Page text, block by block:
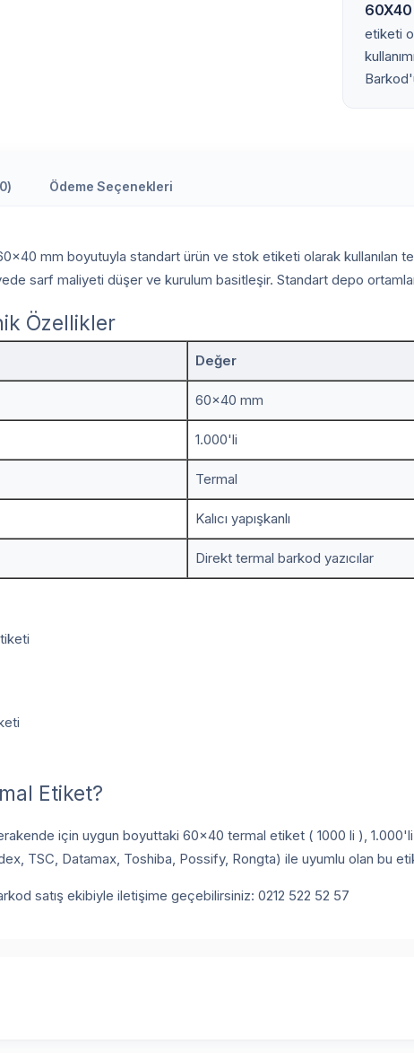
etiketi
Ödeme Seçenekleri
mm boyutuyla standart ürün ve stok etiketi olarak kullanılan
sarf maliyeti düşer ve kurulum basitleşir. Standart depo
Özellikler
Değer
60x40 mm
1.000'li
Termal
Kalıcı yapışkanlı
Direkt termal barkod yazıcılar
Etiket?
için uygun boyuttaki 60x40 termal etiket ( 1000 li ),
TSC, Datamax, Toshiba, Possify, Rongta) ile uyumlu olan bu
satış ekibiyle iletişime geçebilirsiniz: 0212 522 52 57